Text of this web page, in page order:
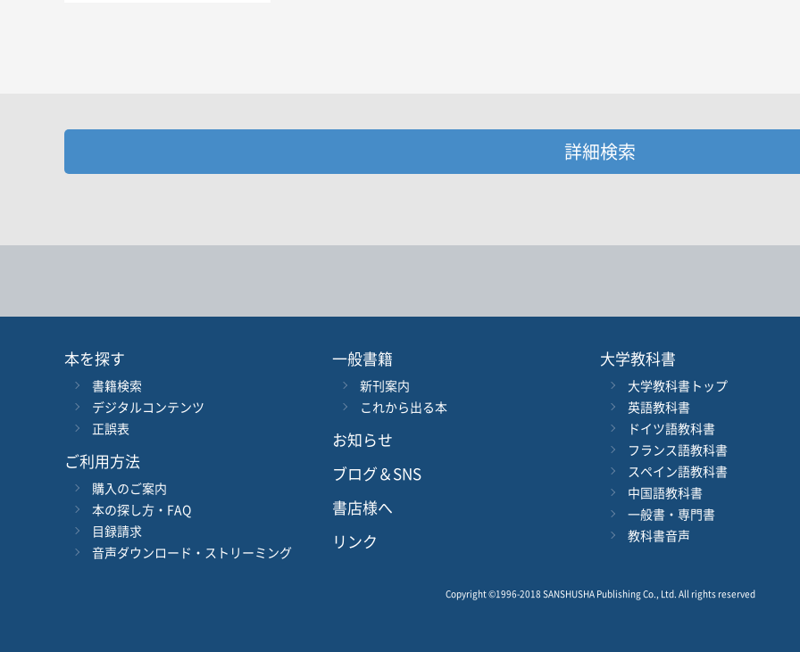
詳細検索
キーワード
シリーズ レベル 発行年月
ISBN - 付加情報
検 索
本を探す
書籍検索
デジタルコンテンツ
正誤表
ご利用方法
購入のご案内
本の探し方・FAQ
目録請求
音声ダウンロード・ストリーミング
一般書籍
新刊案内
これから出る本
お知らせ
ブログ＆SNS
書店様へ
リンク
大学教科書
大学教科書トップ
英語教科書
ドイツ語教科書
フランス語教科書
スペイン語教科書
中国語教科書
一般書・専門書
教科書音声
Copyright ©1996-2018 SANSHUSHA Publishing Co., Ltd. All rights reserved